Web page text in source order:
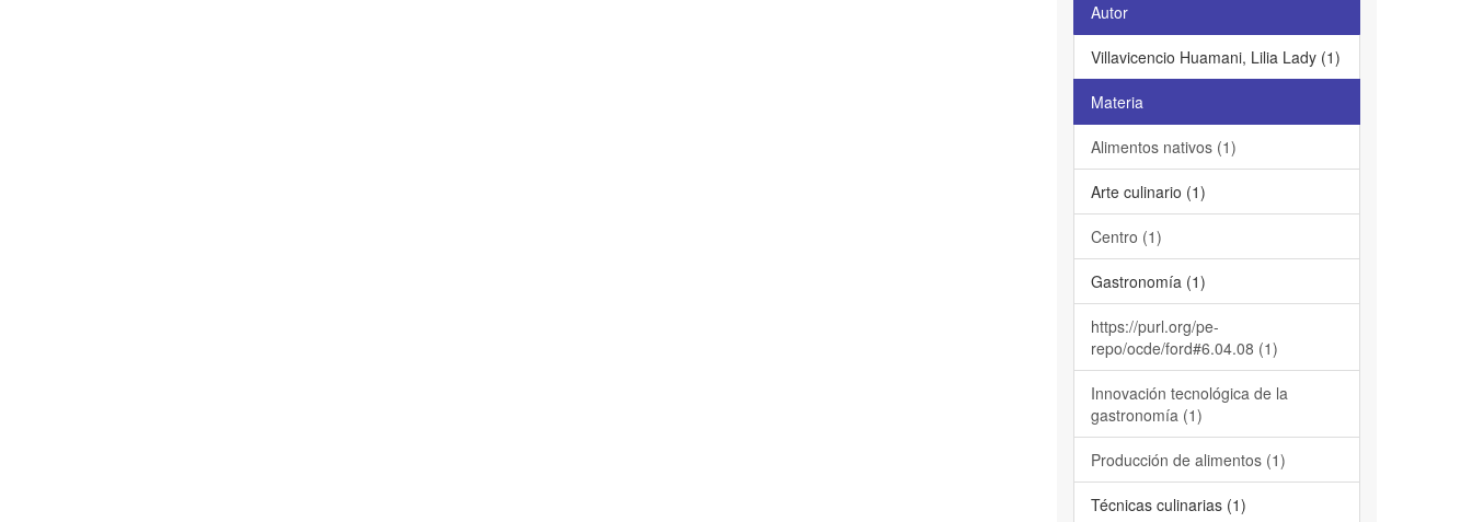
Autor
Villavicencio Huamani, Lilia Lady (1)
Materia
Alimentos nativos (1)
Arte culinario (1)
Centro (1)
Gastronomía (1)
https://purl.org/pe-
repo/ocde/ford#6.04.08 (1)
Innovación tecnológica de la
gastronomía (1)
Producción de alimentos (1)
Técnicas culinarias (1)